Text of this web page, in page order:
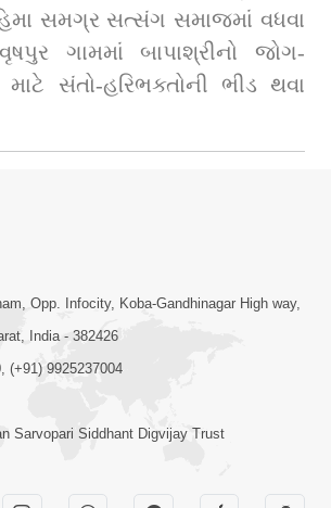
સમગ્ર સત્સંગ સમાજમાં વધવા
ગામમાં બાપાશ્રીનો જોગ-
સંતો-હરિભક્તોની ભીડ થવા
Opp. Infocity, Koba-Gandhinagar High way,
India - 382426
(+91) 9925237004
Sarvopari Siddhant Digvijay Trust